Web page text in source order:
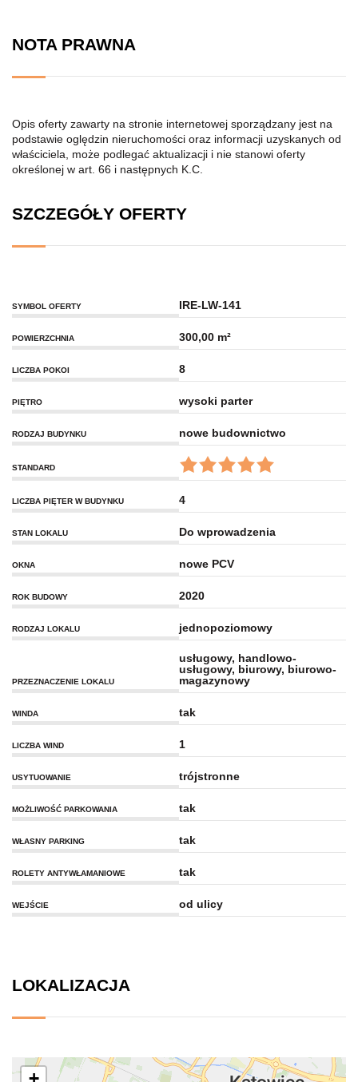
NOTA PRAWNA
Opis oferty zawarty na stronie internetowej sporządzany jest na
podstawie oględzin nieruchomości oraz informacji uzyskanych od
właściciela, może podlegać aktualizacji i nie stanowi oferty
określonej w art. 66 i następnych K.C.
SZCZEGÓŁY OFERTY
SYMBOL OFERTY IRE-LW-141
POWIERZCHNIA 300,00 m²
LICZBA POKOI 8
PIĘTRO wysoki parter
RODZAJ BUDYNKU nowe budownictwo
STANDARD
LICZBA PIĘTER W BUDYNKU 4
STAN LOKALU Do wprowadzenia
OKNA nowe PCV
ROK BUDOWY 2020
RODZAJ LOKALU jednopoziomowy
PRZEZNACZENIE LOKALU
usługowy, handlowo-
usługowy, biurowy, biurowo-
magazynowy
WINDA tak
LICZBA WIND 1
USYTUOWANIE trójstronne
MOŻLIWOŚĆ PARKOWANIA tak
WŁASNY PARKING tak
ROLETY ANTYWŁAMANIOWE tak
WEJŚCIE od ulicy
LOKALIZACJA